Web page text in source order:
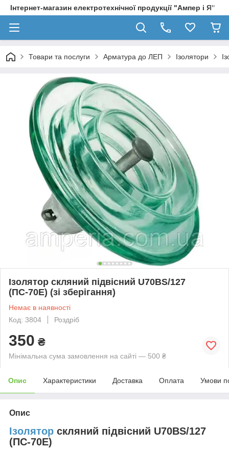
Інтернет-магазин електротехнічної продукції "Ампер і Я"
Товари та послуги Арматура до ЛЕП Ізолятори
Ізолятор скляний підвісний U70BS/127
(ПС-70Е) (зі зберігання)
Немає в наявності
Код: 3804
Роздріб
350 ₴
Мінімальна сума замовлення на сайті — 500 ₴
Опис Характеристики Доставка Оплата Умови
Опис
Ізолятор скляний підвісний U70BS/127
(ПС-70Е)